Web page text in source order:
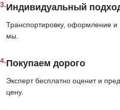
3.Индивидуальный
Транспортировку, оформление
мы.
4.Покупаем дорого
Эксперт бесплатно оценит и
цену.